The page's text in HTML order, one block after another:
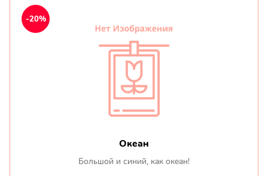
Океан
Большой и синий, как океан!
-20%